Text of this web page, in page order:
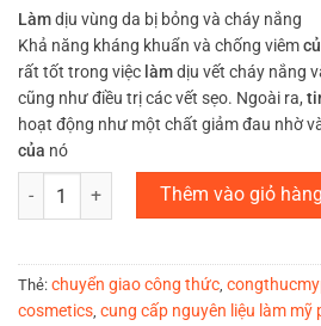
Làmdịu vùng da bị bỏng và cháy nắng
Khả năng kháng khuẩn và chống viêm
rất tốt trong việc làmdịu vết cháy nắng
cũng như điều trị các vết sẹo. Ngoài ra,
hoạt động như một chất giảm đau nhờ
của nó
Tinh dầu Oải Hương ( Lavender 40/42 )
Thêm vào giỏ hàng
Thẻ: chuyển giao công thức,
cosmetics, cung cấp nguyên liệu làm mỹ